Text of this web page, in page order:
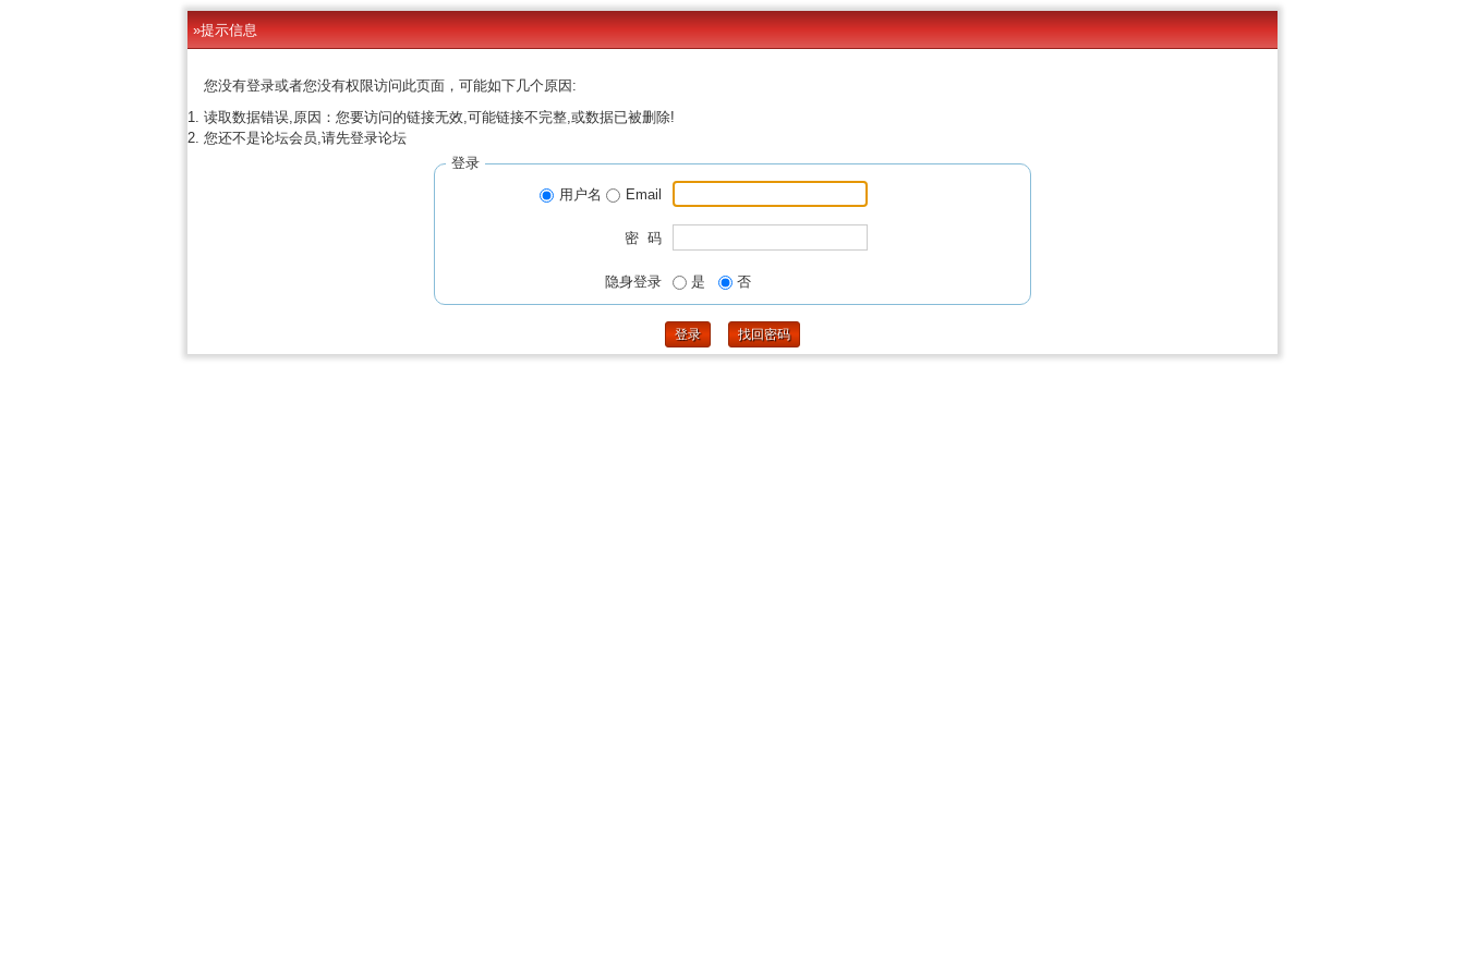
»提示信息
您没有登录或者您没有权限访问此页面，可能如下几个原因:
读取数据错误,原因：您要访问的链接无效,可能链接不完整,或数据已被删除!
您还不是论坛会员,请先登录论坛
登录
用户名
Email
密 码
隐身登录 是 否